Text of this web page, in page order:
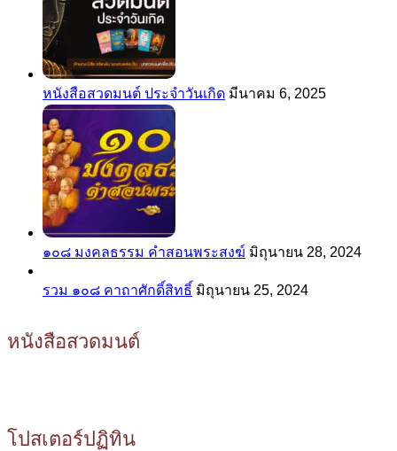
หนังสือสวดมนต์ ประจำวันเกิด มีนาคม 6, 2025
๑๐๘ มงคลธรรม คำสอนพระสงฆ์ มิถุนายน 28, 2024
รวม ๑๐๘ คาถาศักดิ์สิทธิ์ มิถุนายน 25, 2024
หนังสือสวดมนต์
โปสเตอร์ปฏิทิน